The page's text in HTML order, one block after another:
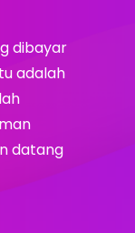
dibayar
adalah
datang